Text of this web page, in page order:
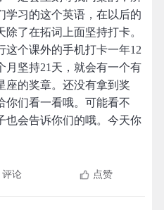
学习的这个英语，在以后的
了在拓词上面坚持打卡。
这个课外的手机打卡一年12
月坚持21天，就会有一个有
座的奖章。还没有拿到奖
你们看一看哦。可能看不
也会告诉你们的哦。今天你
论 点赞